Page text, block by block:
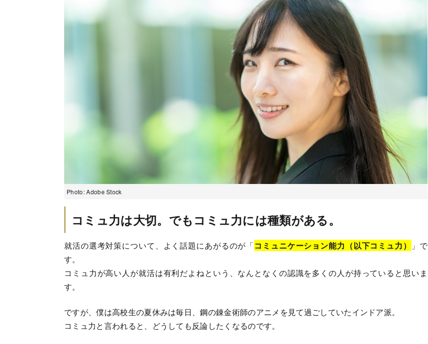
Photo: Adobe Stock
コミュ力は大切。でもコミュ力には種類がある。
就活の選考対策について、よく話題にあがるのが「コミュニケーション能力（以下コミュ力）
」で
す。
コミュ力が高い人が就活は有利だよねという、なんとなくの認識を多くの人が持っていると思いま
す。
ですが、僕は高校生の夏休みは毎日、鋼の錬金術師のアニメを見て過ごしていたインドア派。
コミュ力と言われると、どうしても反論したくなるのです。